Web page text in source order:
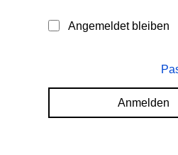
Angemeldet bleiben
Anmelden